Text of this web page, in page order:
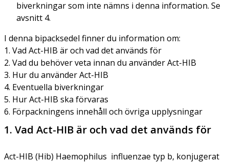
biverkningar som inte nämns i denna information. Se
avsnitt 4.
I denna bipacksedel finner du information om:
1. Vad Act-HIB är och vad det används för
2. Vad du behöver veta innan du använder Act-HIB
3. Hur du använder Act-HIB
4. Eventuella biverkningar
5. Hur Act-HIB ska förvaras
6. Förpackningens innehåll och övriga upplysningar
1. Vad Act-HIB är och vad det används för
Act-HIB (Hib) Haemophilus influenzae typ b, konjugerat